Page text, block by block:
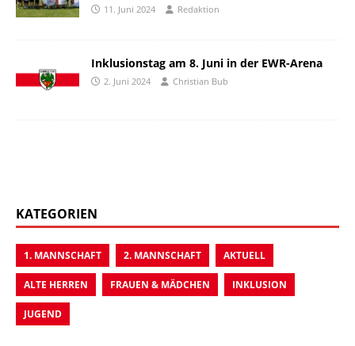
11. Juni 2024 Redaktion
Inklusionstag am 8. Juni in der EWR-Arena
2. Juni 2024 Christian Bub
KATEGORIEN
1. MANNSCHAFT 2. MANNSCHAFT AKTUELL
ALTE HERREN FRAUEN & MÄDCHEN INKLUSION
JUGEND